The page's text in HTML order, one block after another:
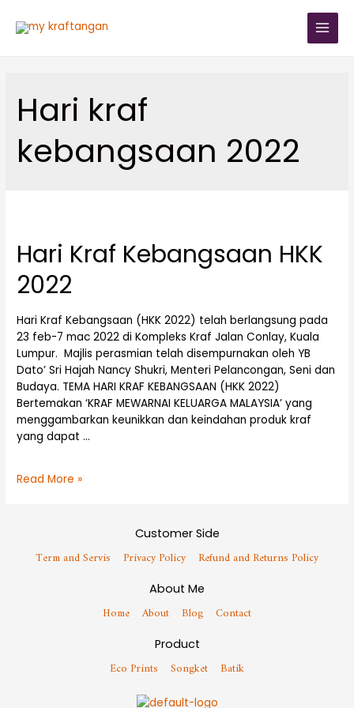
Hari kraf
kebangsaan 2022
Hari Kraf Kebangsaan HKK
2022
Hari Kraf Kebangsaan (HKK 2022) telah berlangsung pada
23 feb-7 mac 2022 di Kompleks Kraf Jalan Conlay, Kuala
Lumpur. Majlis perasmian telah disempurnakan oleh YB
Dato’ Sri Hajah Nancy Shukri, Menteri Pelancongan, Seni dan
Budaya. TEMA HARI KRAF KEBANGSAAN (HKK 2022)
Bertemakan ‘KRAF MEWARNAI KELUARGA MALAYSIA’ yang
menggambarkan keunikkan dan keindahan produk kraf
yang dapat …
Read More »
Customer Side
Term and Servis Privacy Policy Refund and Returns Policy
About Me
Home About Blog Contact
Product
Eco Prints Songket Batik